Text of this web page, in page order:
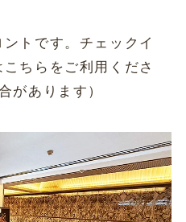
トです。チェックイ
ちらをご利用くださ
があります）